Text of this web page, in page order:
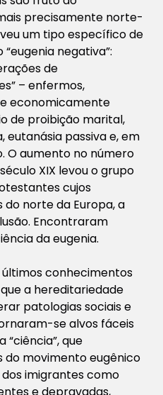
precisamente norte-
um tipo específico de
negativa”:
de
– enfermos,
economicamente
de proibição marital,
eutanásia passiva e, em
O aumento no número
XIX levou o grupo
cujos
norte da Europa, a
Encontraram
da eugenia.
últimos conhecimentos
a hereditariedade
patologias sociais e
se alvos fáceis
“ciência”, que
movimento eugênico
imigrantes como
e depravadas,